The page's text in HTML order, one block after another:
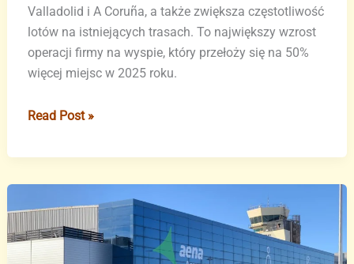
Valladolid i A Coruña, a także zwiększa częstotliwość
lotów na istniejących trasach. To największy wzrost
operacji firmy na wyspie, który przełoży się na 50%
więcej miejsc w 2025 roku.
Binter
siatkę
Teneryfy
–
Read Post »